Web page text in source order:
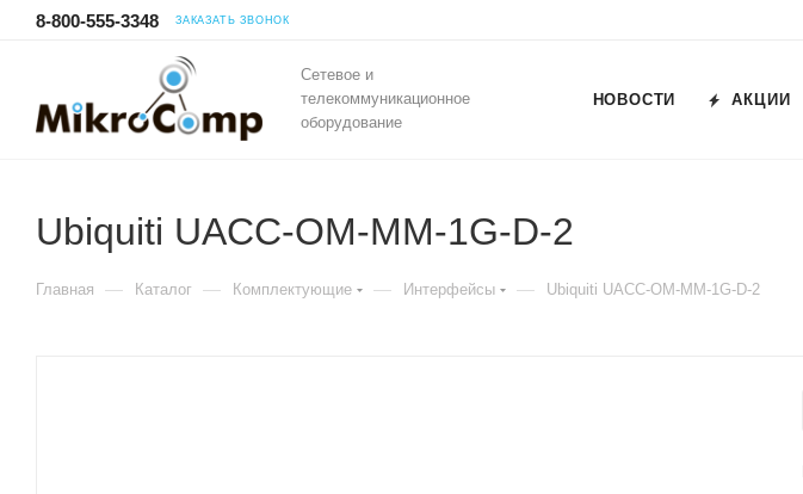
8-800-555-3348 ЗАКАЗАТЬ ЗВОНОК
Сетевое и
телекоммуникационное
оборудование
НОВОСТИ АКЦИИ
Ubiquiti UACC-OM-MM-1G-D-2
Главная — Каталог — Комплектующие — Интерфейсы — Ubiquiti UACC-OM-MM-1G-D-2